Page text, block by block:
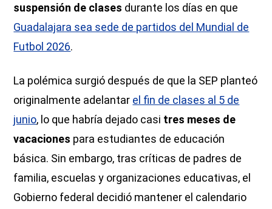
suspensión de clases durante los días en que
Guadalajara sea sede de partidos del Mundial de
Futbol 2026.
La polémica surgió después de que la SEP planteó
originalmente adelantar el fin de clases al 5 de
junio, lo que habría dejado casi tres meses de
vacaciones para estudiantes de educación
básica. Sin embargo, tras críticas de padres de
familia, escuelas y organizaciones educativas, el
Gobierno federal decidió mantener el calendario